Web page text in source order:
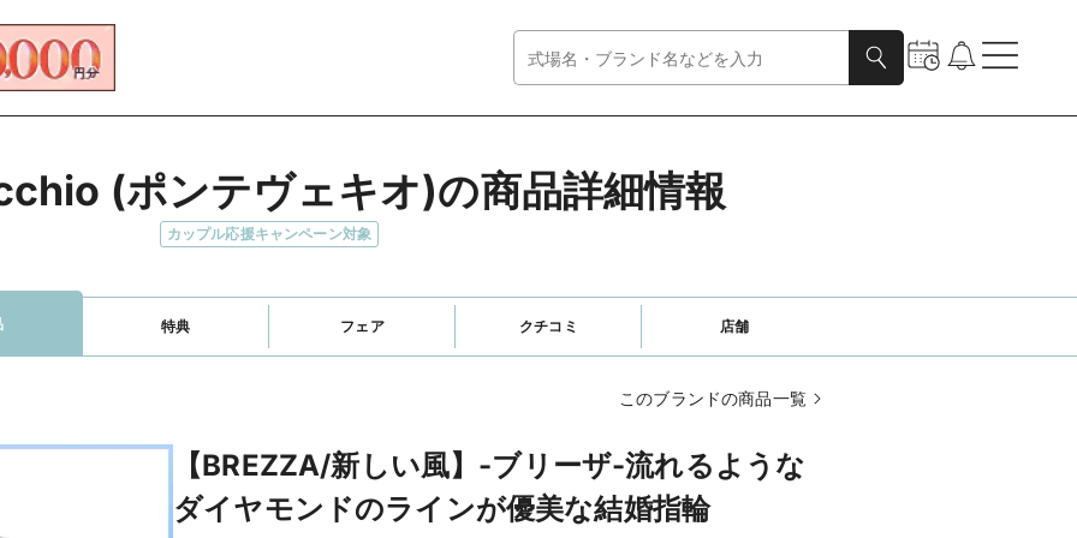
(ポンテヴェキオ)の商品詳細情報
カップル応援キャンペーン対象
特典 フェア クチコミ 店舗
このブランドの商品一覧
【BREZZA/新しい風】-ブリーザ-流れるような
ダイヤモンドのラインが優美な結婚指輪